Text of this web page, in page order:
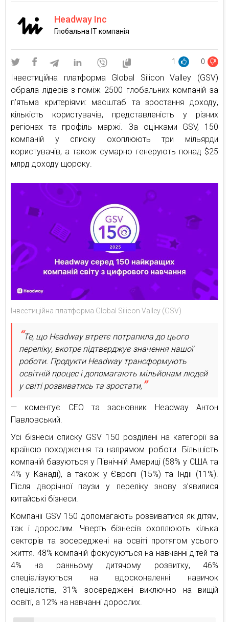
Headway Inc
Глобальна IT компанія
1 0
Інвестиційна платформа Global Silicon Valley (GSV)
обрала лідерів з-поміж 2500 глобальних компаній за
п’ятьма критеріями: масштаб та зростання доходу,
кількість користувачів, представленість у різних
регіонах та профіль маржі. За оцінками GSV, 150
компаній у списку охоплюють три мільярди
користувачів, а також сумарно генерують понад $25
млрд доходу щороку.
Інвестиційна платформа Global Silicon Valley (GSV)
Те, що Headway втретє потрапила до цього
переліку, вкотре підтверджує значення нашої
роботи. Продукти Headway трансформують
освітній процес і допомагають мільйонам людей
у світі розвиватись та зростати,
— коментує СЕО та засновник Headway Антон
Павловський.
Усі бізнеси списку GSV 150 розділені на категорії за
країною походження та напрямом роботи. Більшість
компаній базуються у Північній Америці (58% у США та
4% у Канаді), а також у Європі (15%) та Індії (11%).
Після дворічної паузи у переліку знову з’явилися
китайські бізнеси.
Компанії GSV 150 допомагають розвиватися як дітям,
так і дорослим. Чверть бізнесів охоплюють кілька
секторів та зосереджені на освіті протягом усього
життя. 48% компаній фокусуються на навчанні дітей та
4% на ранньому дитячому розвитку, 46%
спеціалізуються на вдосконаленні навичок
спеціалістів, 31% зосереджені виключно на вищій
освіті, а 12% на навчанні дорослих.